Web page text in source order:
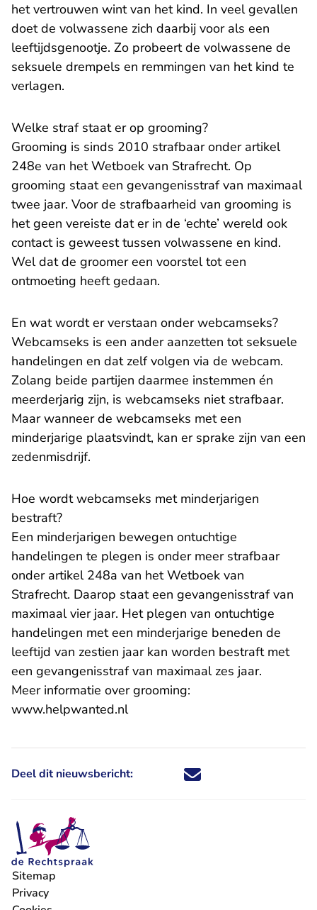
het vertrouwen wint van het kind. In veel gevallen
doet de volwassene zich daarbij voor als een
leeftijdsgenootje. Zo probeert de volwassene de
seksuele drempels en remmingen van het kind te
verlagen.
Welke straf staat er op grooming?
Grooming is sinds 2010 strafbaar onder artikel
248e van het Wetboek van Strafrecht. Op
grooming staat een gevangenisstraf van maximaal
twee jaar. Voor de strafbaarheid van grooming is
het geen vereiste dat er in de ‘echte’ wereld ook
contact is geweest tussen volwassene en kind.
Wel dat de groomer een voorstel tot een
ontmoeting heeft gedaan.
En wat wordt er verstaan onder webcamseks?
Webcamseks is een ander aanzetten tot seksuele
handelingen en dat zelf volgen via de webcam.
Zolang beide partijen daarmee instemmen én
meerderjarig zijn, is webcamseks niet strafbaar.
Maar wanneer de webcamseks met een
minderjarige plaatsvindt, kan er sprake zijn van een
zedenmisdrijf.
Hoe wordt webcamseks met minderjarigen
bestraft?
Een minderjarigen bewegen ontuchtige
handelingen te plegen is onder meer strafbaar
onder artikel 248a van het Wetboek van
Strafrecht. Daarop staat een gevangenisstraf van
maximaal vier jaar. Het plegen van ontuchtige
handelingen met een minderjarige beneden de
leeftijd van zestien jaar kan worden bestraft met
een gevangenisstraf van maximaal zes jaar.
Meer informatie over grooming:
www.helpwanted.nl- U verlaat Rechtspraak.nl
Deel dit nieuwsbericht: Deel dit nieuwsbericht via X -
Deel dit nieuwsbericht via
Deel dit nieuwsbericht
Deel dit
Sitemap
Privacy